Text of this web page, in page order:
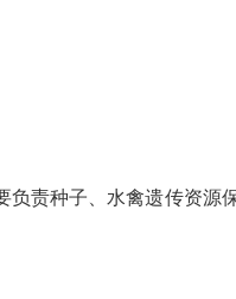
责种子、水禽遗传资源